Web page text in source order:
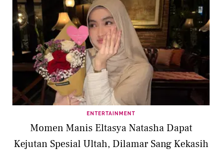
ENTERTAINMENT
Momen Manis Eltasya Natasha Dapat
Kejutan Spesial Ultah, Dilamar Sang Kekasih